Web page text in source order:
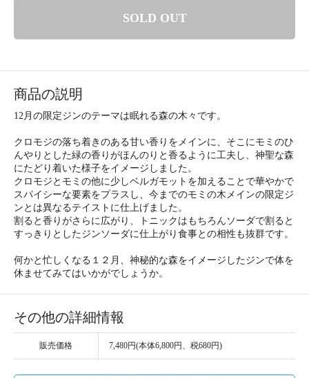
SOLD OUT
商品の説明
12月の限定ジンのテーマは眠れる森の木々です。
クロモジの落ち着きのある甘い香りをメインに、そこにモミのひ
んやりとした緑の香りがほんのりと香るように工夫し、神聖な森
にたどり着いた様子をイメージしました。
クロモジとモミの他に少しベルガモットを加えることで華やかで
スパイシーな要素をプラスし、今までのモミの木メインの限定ジ
ンとは異なるテイストに仕上げました。
割ると香りがさらに広がり、トニックはもちろんソーダで割ると
すっきりとしたジンソーダに仕上がり食事との相性も抜群です。
何かと忙しくなる１２月、神秘的な森をイメージしたジンで体を
休ませてみてはいかがでしょうか。
その他の詳細情報
販売価格 7,480円(本体6,800円、税680円)